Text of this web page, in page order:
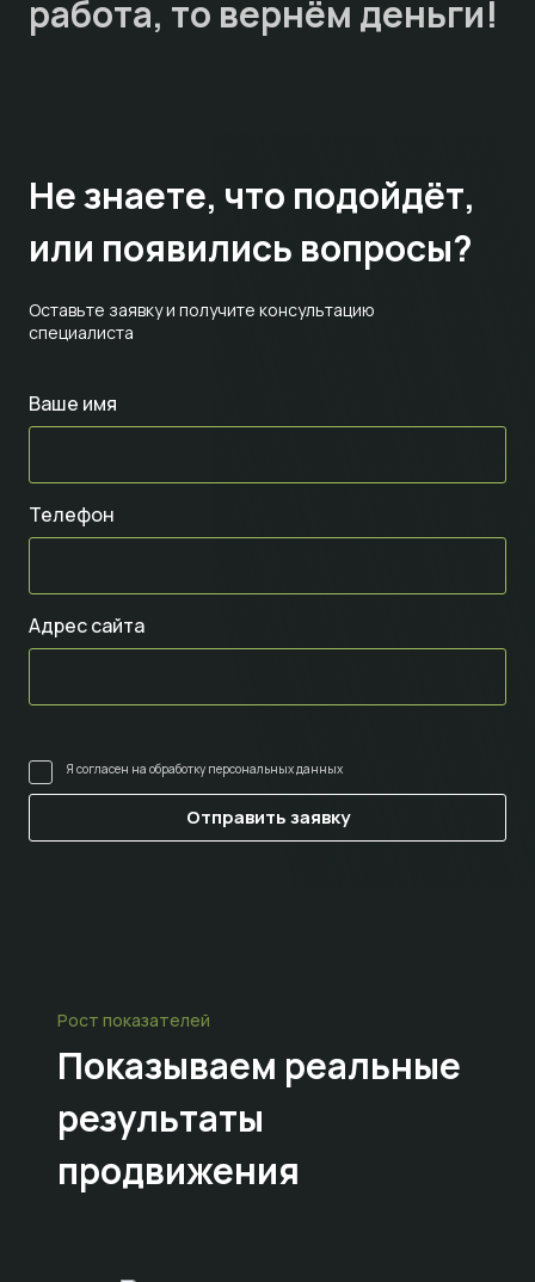
работа, то вернём деньги!
Оставьте заявку и получите консультацию
специалиста
Не знаете, что подойдёт,
или появились вопросы?
Ваше имя
Телефон
Адрес сайта
Я согласен на обработку персональных данных
Рост показателей
Показываем реальные
результаты
продвижения